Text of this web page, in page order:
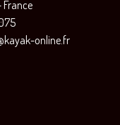
France
online.fr